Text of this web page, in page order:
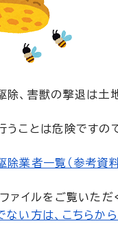
除、害獣の撃退は土
うことは危険ですの
除業者一覧（参考資
ァイルをご覧いた
ない方は、こちらか